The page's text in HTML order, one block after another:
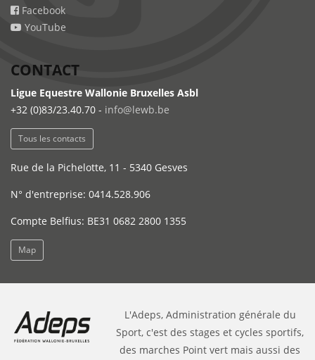
Facebook
YouTube
CONTACT
Ligue Equestre Wallonie Bruxelles Asbl
+32 (0)83/23.40.70 - info@lewb.be
Tous les contacts
Rue de la Pichelotte, 11 - 5340 Gesves
N° d'entreprise: 0414.528.906
Compte Belfius: BE31 0682 2800 1355
Map
L'Adeps, Administration générale du
Sport, c'est des stages et cycles sportifs,
des marches Point vert mais aussi des